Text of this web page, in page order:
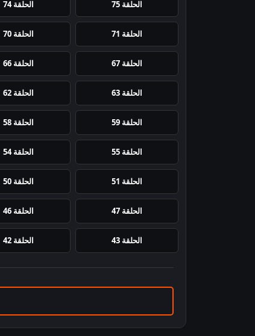
الحلقة 75 الحلقة 74
الحلقة 71 الحلقة 70
الحلقة 67 الحلقة 66
الحلقة 63 الحلقة 62
الحلقة 59 الحلقة 58
الحلقة 55 الحلقة 54
الحلقة 51 الحلقة 50
الحلقة 47 الحلقة 46
الحلقة 43 الحلقة 42